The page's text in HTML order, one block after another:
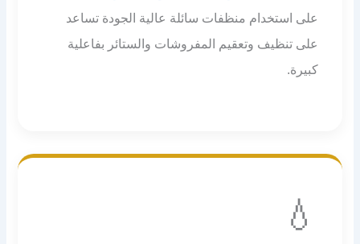
على استخدام منظفات سائلة عالية الجودة تساعد
على تنظيف وتعقيم المفروشات والستائر بفاعلية
كبيرة.
💧